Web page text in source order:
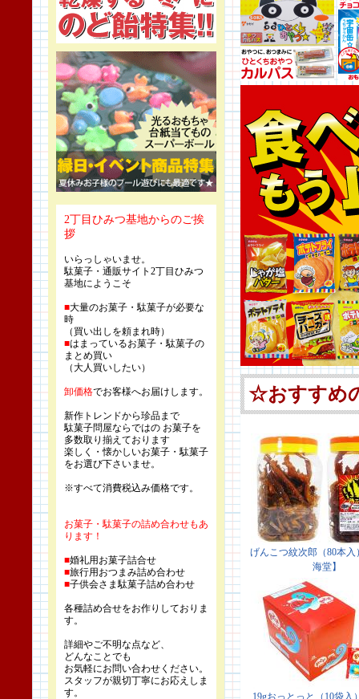
2丁目ひみつ基地からのご挨
拶
いらっしゃいませ。
駄菓子・通販サイト2丁目ひみつ
基地にようこそ
■大量のお菓子・駄菓子が必要な
時
（買い出しを頼まれ時）
■はまっているお菓子・駄菓子の
まとめ買い
（大人買いしたい）
卸価格でお客様へお届けします。
新作トレンドから珍品まで
駄菓子問屋ならではの お菓子を
多数取り揃えております
楽しく・懐かしいお菓子・駄菓子
をお選び下さいませ。
※すべて消費税込み価格です。
お菓子・駄菓子の詰め合わせもあ
ります！
■婚礼用お菓子詰合せ
■旅行用おつまみ詰め合わせ
■子供会さま駄菓子詰め合わせ
各種詰め合せをお作りしておりま
す。
詳細やご不明な点など、
どんなことでも
お気軽にお問い合わせください。
スタッフが親切丁寧にお応えしま
す。